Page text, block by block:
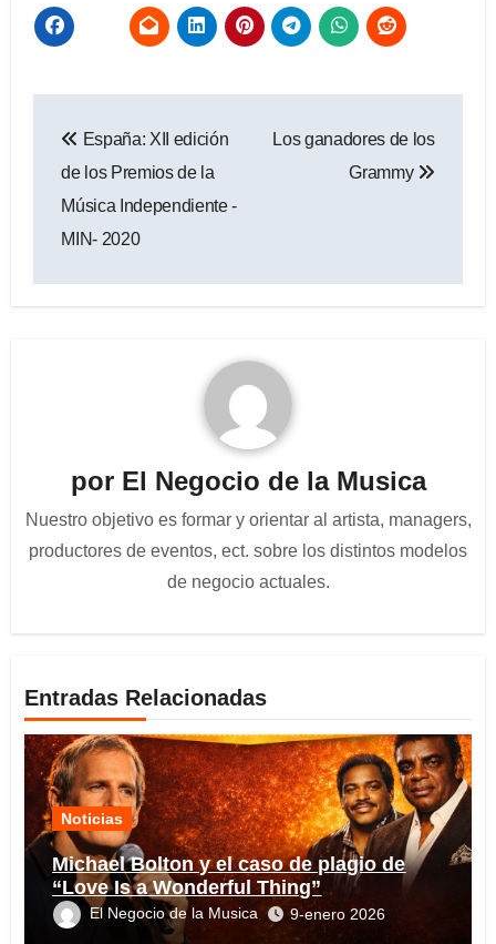
de
entradas
España: XII edición
de los Premios de la
Música Independiente -
MIN- 2020
Los ganadores de los
Grammy
por El Negocio de la Musica
Nuestro objetivo es formar y orientar al artista, managers,
productores de eventos, ect. sobre los distintos modelos
de negocio actuales.
Entradas Relacionadas
Noticias
Michael Bolton y el caso de plagio de
“Love Is a Wonderful Thing”
El Negocio de la Musica 9-enero 2026